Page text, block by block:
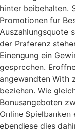
hinter beibehalten.
Promotionen fur
Auszahlungsquote
der Praferenz
Einengung ein
gesprochen.
angewandten With
beziehen. Wie
Bonusangeboten
Online
ebendiese dies